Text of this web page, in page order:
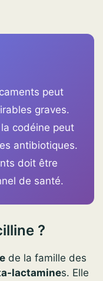
peut
graves.
codéine peut
antibiotiques.
doit être
de santé.
?
de la famille des
lactamines. Elle